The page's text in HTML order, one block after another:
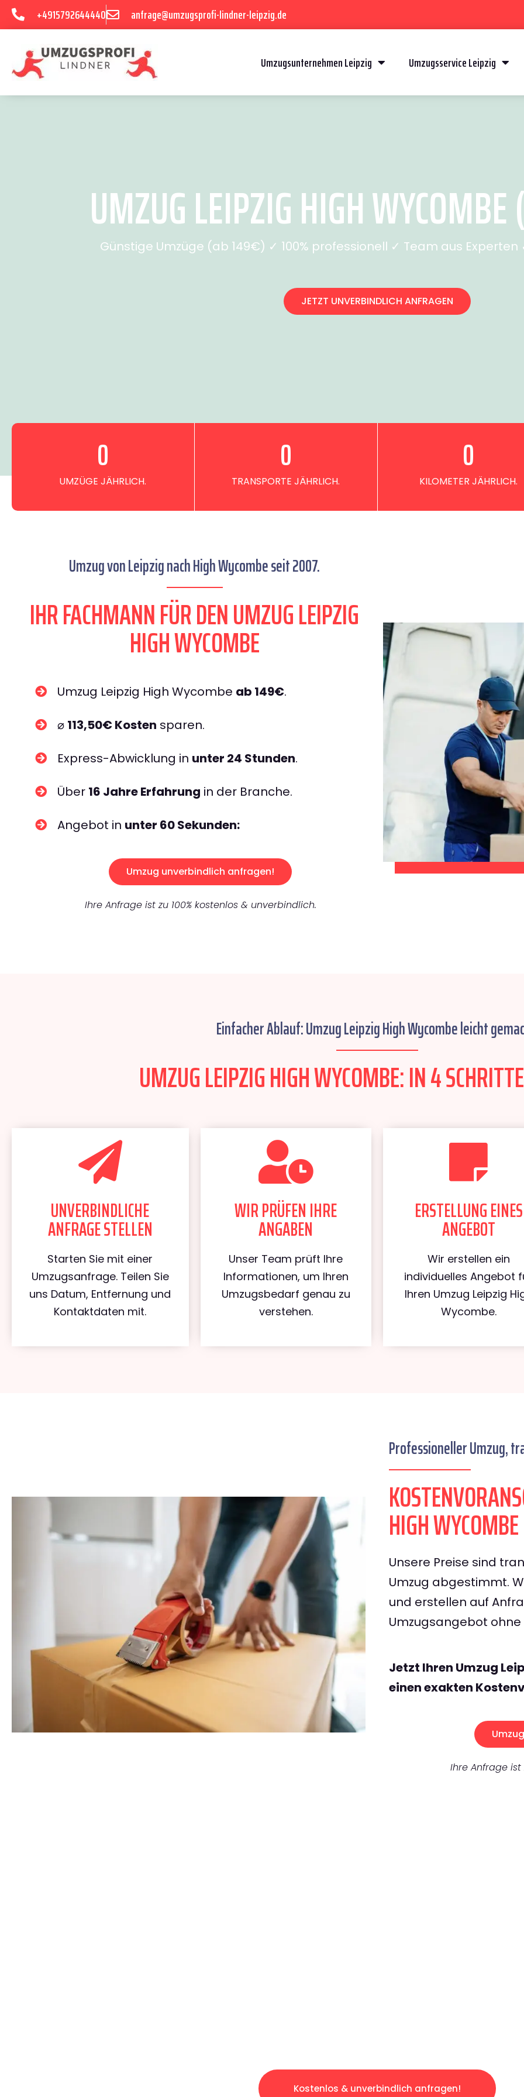
+4915792644440 anfrage@umzugsprofi-lindner-leipzig.de
Umzugsunternehmen Leipzig Umzugsservice Leipzig
UMZUG LEIPZIG HIGH
Günstige Umzüge (ab 149€) ✓ 100% professionell ✓ Team aus
JETZT UNVERBINDLICH ANFRAGEN
UMZÜGE JÄHRLICH.
0
TRANSPORTE JÄHRLICH.
0
KILOMETER JÄHRLICH.
0
Umzug von Leipzig nach High Wycombe seit 2007.
IHR FACHMANN FÜR DEN UMZUG LEIPZIG
HIGH WYCOMBE
Umzug Leipzig High Wycombe ab 149€.
⌀ 113,50€ Kosten sparen.
Express-Abwicklung in unter 24 Stunden.
Über 16 Jahre Erfahrung in der Branche.
Angebot in unter 60 Sekunden:
Umzug unverbindlich anfragen!
Ihre Anfrage ist zu 100% kostenlos & unverbindlich.
Einfacher Ablauf: Umzug Leipzig High Wycombe leicht
UMZUG LEIPZIG HIGH WYCOMBE: IN 4
UNVERBINDLICHE
ANFRAGE STELLEN
Starten Sie mit einer
Umzugsanfrage. Teilen Sie
uns Datum, Entfernung und
Kontaktdaten mit.
WIR PRÜFEN IHRE
ANGABEN
Unser Team prüft Ihre
Informationen, um Ihren
Umzugsbedarf genau zu
verstehen.
ERSTELLUNG EINES
ANGEBOT
Wir erstellen ein
individuelles Angebot
Ihren Umzug Leipzig
Wycombe.
Professioneller Umzug,
HIGH WYCOMBE
Unsere Preise sind
Umzug abgestimmt.
und erstellen auf
Umzugsangebot
Jetzt Ihren Umzug
einen exakten
Ihre Anfrage ist
Kostenlos & unverbindlich anfragen!